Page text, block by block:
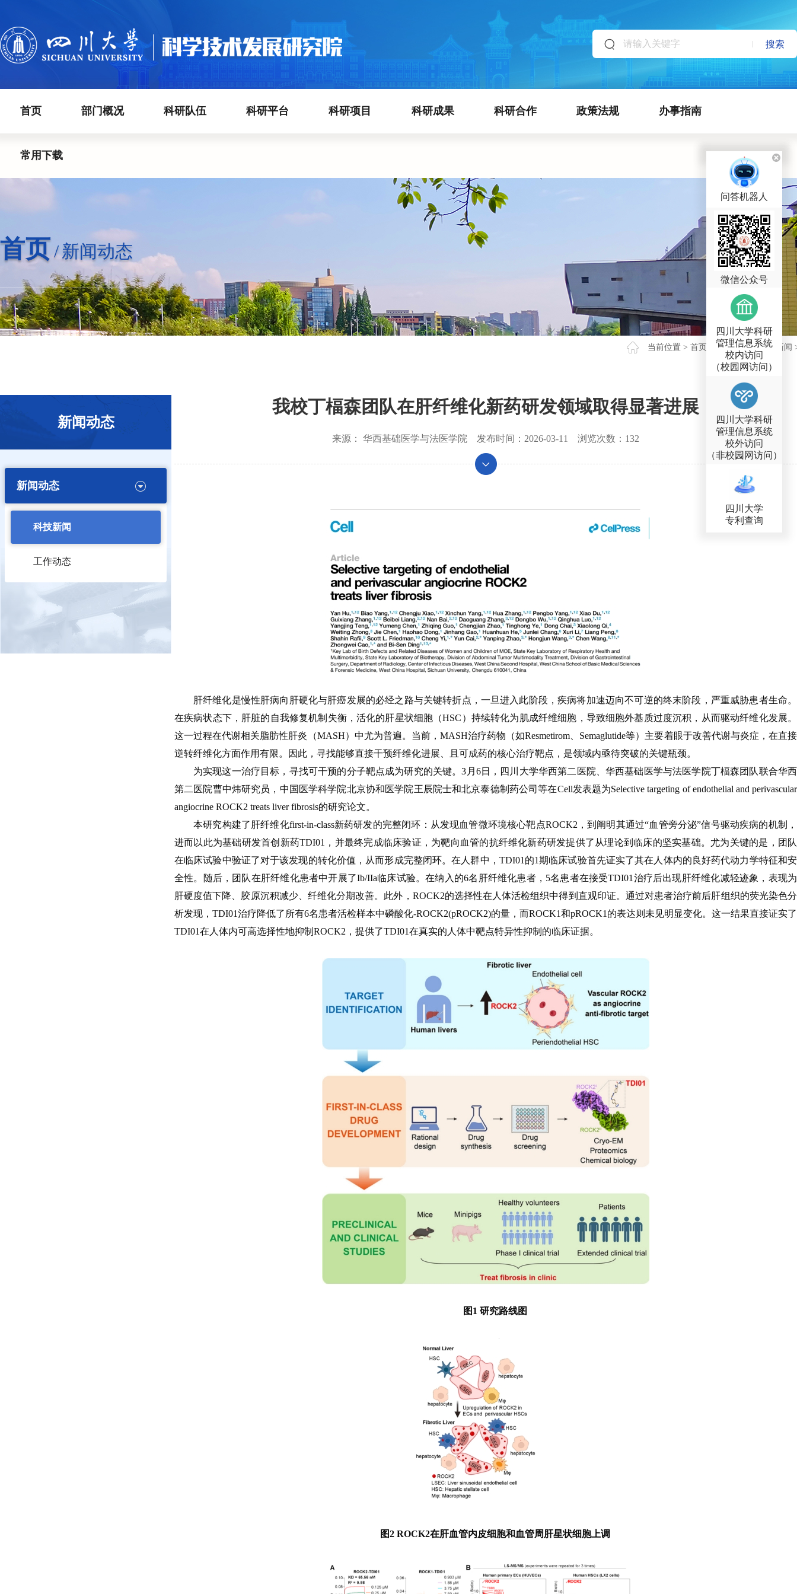
搜索
首页 部门概况 科研队伍 科研平台 科研项目 科研成果 科研合作 政策法规 办事指南
常用下载
首页/新闻动态
当前位置 > 首页 新闻动态>科技新闻
新闻动态
新闻动态
科技新闻
工作动态
我校丁楅森团队在肝纤维化新药研发领域取得显著进展
来源： 华西基础医学与法医学院 发布时间： 2026-03-11 浏览次数： 132
肝纤维化是慢性肝病向肝硬化与肝癌发展的必经之路与关键转折点，一旦进入此阶段，疾病将加速迈向不可逆的终末阶段，严重威胁患者生命。
在疾病状态下，肝脏的自我修复机制失衡，活化的肝星状细胞（HSC）持续转化为肌成纤维细胞，导致细胞外基质过度沉积，从而驱动纤维化发展。
这一过程在代谢相关脂肪性肝炎（MASH）中尤为普遍。当前，MASH治疗药物（如Resmetirom、Semaglutide等）主要着眼于改善代谢与炎症，在直接
逆转纤维化方面作用有限。因此，寻找能够直接干预纤维化进展、且可成药的核心治疗靶点，是领域内亟待突破的关键瓶颈。
为实现这一治疗目标，寻找可干预的分子靶点成为研究的关键。3月6日，四川大学华西第二医院、华西基础医学与法医学院丁楅森团队联合华西
第二医院曹中炜研究员，中国医学科学院北京协和医学院王辰院士和北京泰德制药公司等在Cell发表题为Selective targeting of endothelial and perivascular
angiocrine ROCK2 treats liver fibrosis的研究论文。
本研究构建了肝纤维化first-in-class新药研发的完整闭环：从发现血管微环境核心靶点ROCK2，到阐明其通过“血管旁分泌”信号驱动疾病的机制，
进而以此为基础研发首创新药TDI01，并最终完成临床验证，为靶向血管的抗纤维化新药研发提供了从理论到临床的坚实基础。尤为关键的是，团队
在临床试验中验证了对于该发现的转化价值，从而形成完整闭环。在人群中，TDI01的1期临床试验首先证实了其在人体内的良好药代动力学特征和安
全性。随后，团队在肝纤维化患者中开展了Ib/IIa临床试验。在纳入的6名肝纤维化患者，5名患者在接受TDI01治疗后出现肝纤维化减轻迹象，表现为
肝硬度值下降、胶原沉积减少、纤维化分期改善。此外，ROCK2的选择性在人体活检组织中得到直观印证。通过对患者治疗前后肝组织的荧光染色分
析发现，TDI01治疗降低了所有6名患者活检样本中磷酸化-ROCK2(pROCK2)的量，而ROCK1和pROCK1的表达则未见明显变化。这一结果直接证实了
TDI01在人体内可高选择性地抑制ROCK2，提供了TDI01在真实的人体中靶点特异性抑制的临床证据。
图1 研究路线图
图2 ROCK2在肝血管内皮细胞和血管周肝星状细胞上调
问答机器人
微信公众号
四川大学科研
管理信息系统
校内访问
（校园网访问）
四川大学科研
管理信息系统
校外访问
（非校园网访问）
四川大学
专利查询